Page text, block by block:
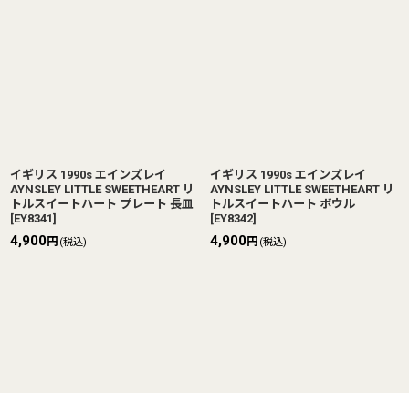
イギリス 1990s エインズレイ
AYNSLEY LITTLE SWEETHEART リ
トルスイートハート プレート 長皿
[EY8341]
4,900円 (税込)
イギリス 1990s エインズレイ
AYNSLEY LITTLE SWEETHEART リ
トルスイートハート ボウル
[EY8342]
4,900円 (税込)